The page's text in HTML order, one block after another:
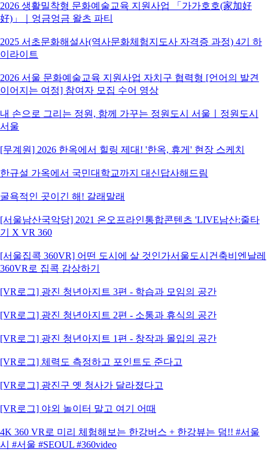
2026 생활밀착형 문화예술교육 지원사업 「가가호호(家加好
好)」｜엉금엉금 왈츠 파티
2025 서초문화해설사(역사문화체험지도사 자격증 과정) 4기 하
이라이트
2026 서울 문화예술교육 지원사업 자치구 협력형 [언어의 발견
이어지는 여정] 참여자 모집 수어 영상
내 손으로 그리는 정원, 함께 가꾸는 정원도시 서울ㅣ정원도시
서울
[무계원] 2026 한옥에서 힐링 제대! '한옥, 휴게' 현장 스케치
한규설 가옥에서 국민대학교까지 대신답사해드림
굴욕적인 곳이긴 해! 갈래말래
[서울남산국악당] 2021 온오프라인통합콘텐츠 'LIVE남산:줄타
기 X VR 360
[서울집콕 360VR] 어떤 도시에 살 것인가서울도시건축비엔날레
360VR로 집콕 감상하기
[VR로그] 광진 청년아지트 3편 - 학습과 모임의 공간
[VR로그] 광진 청년아지트 2편 - 소통과 휴식의 공간
[VR로그] 광진 청년아지트 1편 - 창작과 몰입의 공간
[VR로그] 체력도 측정하고 포인트도 준다고
[VR로그] 광진구 옛 청사가 달라졌다고
[VR로그] 야외 놀이터 말고 여기 어때
4K 360 VR로 미리 체험해보는 한강버스 + 한강뷰는 덤!! #서울
시 #서울 #SEOUL #360video